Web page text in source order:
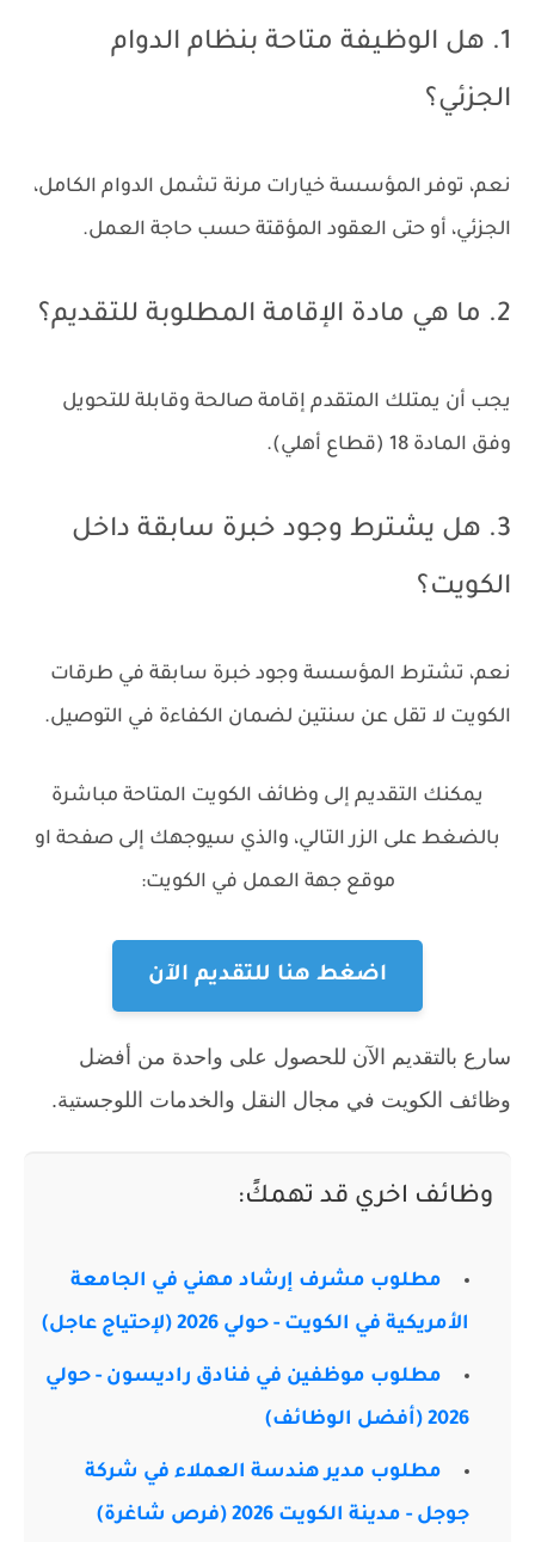
1. هل الوظيفة متاحة بنظام الدوام
الجزئي؟
نعم، توفر المؤسسة خيارات مرنة تشمل الدوام الكامل،
الجزئي، أو حتى العقود المؤقتة حسب حاجة العمل.
2. ما هي مادة الإقامة المطلوبة للتقديم؟
يجب أن يمتلك المتقدم إقامة صالحة وقابلة للتحويل
وفق المادة 18 (قطاع أهلي).
3. هل يشترط وجود خبرة سابقة داخل
الكويت؟
نعم، تشترط المؤسسة وجود خبرة سابقة في طرقات
الكويت لا تقل عن سنتين لضمان الكفاءة في التوصيل.
يمكنك التقديم إلى وظائف الكويت المتاحة مباشرة
بالضغط على الزر التالي، والذي سيوجهك إلى صفحة او
موقع جهة العمل في الكويت:
اضغط هنا للتقديم الآن
سارع بالتقديم الآن للحصول على واحدة من أفضل
وظائف الكويت في مجال النقل والخدمات اللوجستية.
وظائف اخري قد تهمكً:
مطلوب مشرف إرشاد مهني في الجامعة
الأمريكية في الكويت - حولي 2026 (لإحتياج عاجل)
مطلوب موظفين في فنادق راديسون - حولي
2026 (أفضل الوظائف)
مطلوب مدير هندسة العملاء في شركة
جوجل - مدينة الكويت 2026 (فرص شاغرة)